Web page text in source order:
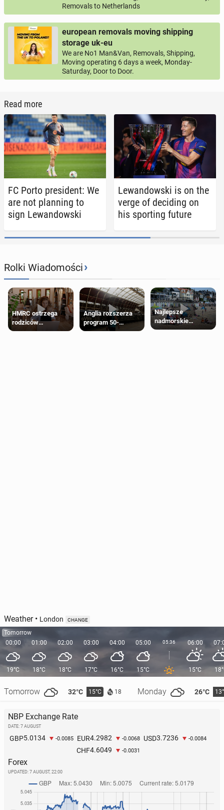
Removals to Netherlands
european removals moving shipping
storage uk-eu
We are No1 Man&Van, Removals, Shipping,
Moving operating 6 days a week, Monday-
Saturday, Door to Door.
Read more
FC Porto pres­i­dent: We
are not plan­ning to
sign Lewandows­ki
Lewandows­ki is on the
verge of de­cid­ing on
his sport­ing future
Rolki Wiadomości›
HMRC ostrzega
rodziców
pobierających Child
Anglia rozszerza
program 50-
procentowych
Najlepsze
nadmorskie
miasteczko blisko
Weather• London CHANGE
Tomorrow
00:00
19°C
Tomorrow 32°C 15°C 18 Monday 26°C
01:00
18°C
02:00
18°C
03:00
17°C
04:00
16°C
05:00
15°C
05:36 06:00
15°C
NBP Exchange Rate
DATE: 7 AUGUST
GBP5.0134 -0.0085 EUR4.2982 -0.0068 USD3.7236 -0.0084
CHF4.6049 -0.0031
Forex
UPDATED: 7 AUGUST, 22:00